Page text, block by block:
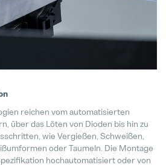
reichen vom automatisierten
über das Löten von Dioden bis hin zu
wie Vergießen, Schweißen,
oder Taumeln. Die Montage
hochautomatisiert oder von